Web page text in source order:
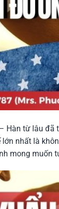
Hàn từ lâu đã
lớn nhất là
mong muốn